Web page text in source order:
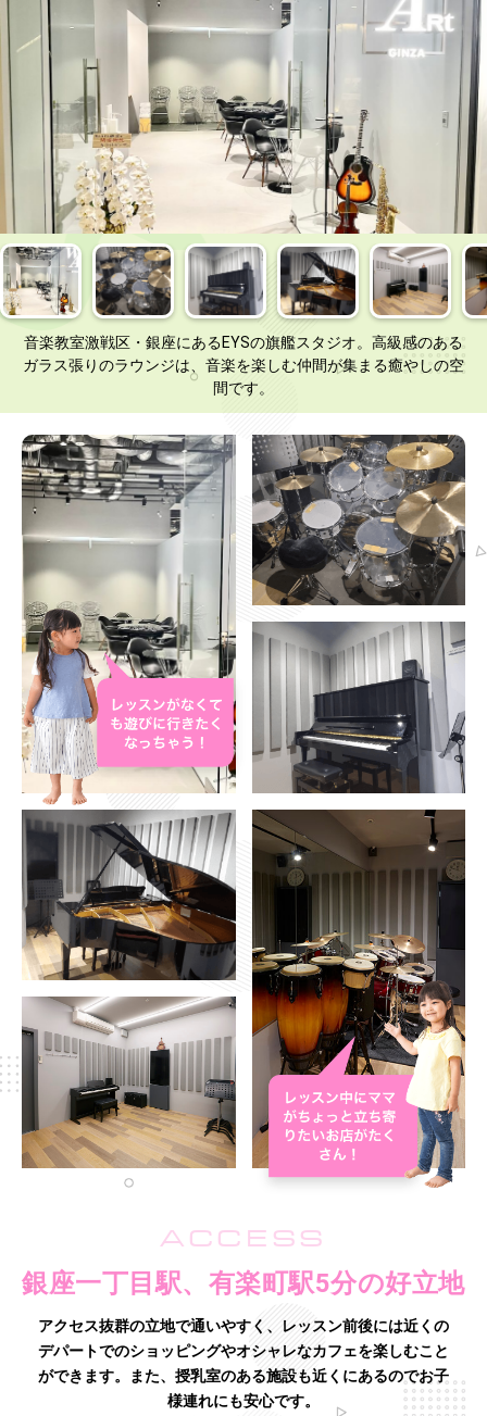
音楽教室激戦区・銀座にあるEYSの旗艦スタジオ。高級感のある
ガラス張りのラウンジは、音楽を楽しむ仲間が集まる癒やしの空
間です。
ACCESS
銀座一丁目駅、有楽町駅5分の好立地
アクセス抜群の立地で通いやすく、レッスン前後には近くの
デパートでのショッピングやオシャレなカフェを楽しむこと
ができます。
また、授乳室のある施設も近くにあるのでお子
様連れにも安心です。